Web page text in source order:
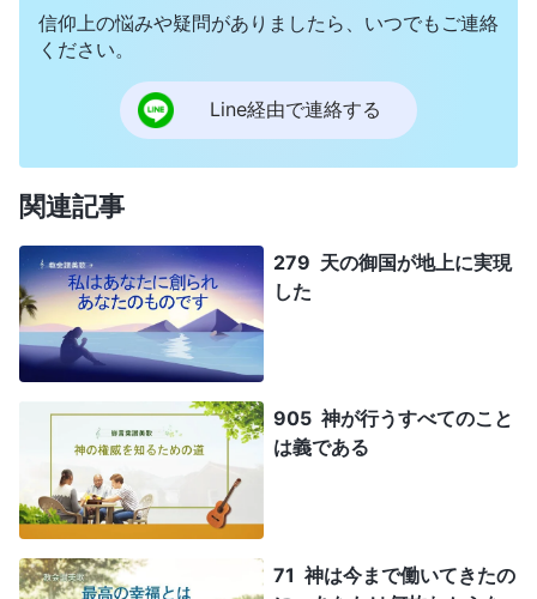
信仰上の悩みや疑問がありましたら、いつでもご連絡
ください。
Line経由で連絡する
関連記事
279 天の御国が地上に実現
した
905 神が行うすべてのこと
は義である
71 神は今まで働いてきたの